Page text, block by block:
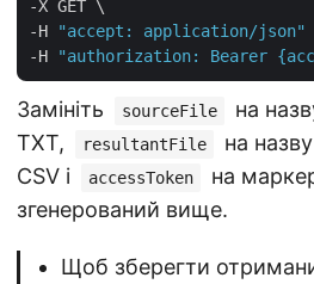
-X GET \
-H
"accept: application/json"
-H
"authorization: Bearer
Замініть sourceFile
на
TXT,
resultantFile
на
CSV і
accessToken
на
згенерований вище.
Щоб зберегти